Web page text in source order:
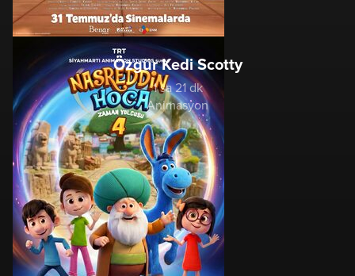
Özgür Kedi Scotty
1 sa 21 dk
Animasyon